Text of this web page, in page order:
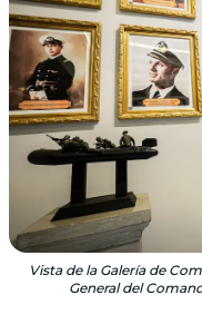
Vista de la Galería de
General del